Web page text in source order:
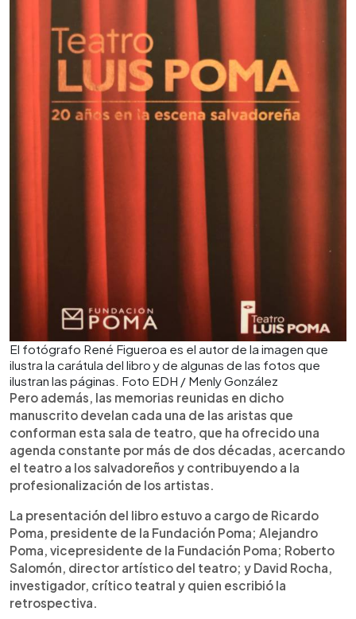
El fotógrafo René Figueroa es el autor de la imagen que
ilustra la carátula del libro y de algunas de las fotos que
ilustran las páginas. Foto EDH / Menly González
Pero además, las memorias reunidas en dicho
manuscrito develan cada una de las aristas que
conforman esta sala de teatro, que ha ofrecido una
agenda constante por más de dos décadas, acercando
el teatro a los salvadoreños y contribuyendo a la
profesionalización de los artistas.
La presentación del libro estuvo a cargo de Ricardo
Poma, presidente de la Fundación Poma; Alejandro
Poma, vicepresidente de la Fundación Poma; Roberto
Salomón, director artístico del teatro; y David Rocha,
investigador, crítico teatral y quien escribió la
retrospectiva.